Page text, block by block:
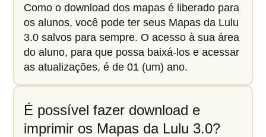
Como o download dos mapas é liberado para
os alunos, você pode ter seus Mapas da Lulu
3.0 salvos para sempre. O acesso à sua área
do aluno, para que possa baixá-los e acessar
as atualizações, é de 01 (um) ano.
É possível fazer download e
imprimir os Mapas da Lulu 3.0?